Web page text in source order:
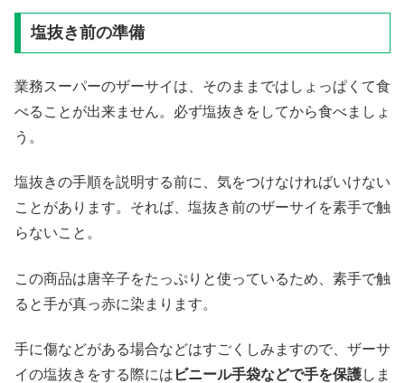
塩抜き前の準備
業務スーパーのザーサイは、そのままではしょっぱくて食
べることが出来ません。必ず塩抜きをしてから食べましょ
う。
塩抜きの手順を説明する前に、気をつけなければいけない
ことがあります。それば、塩抜き前のザーサイを素手で触
らないこと。
この商品は唐辛子をたっぷりと使っているため、素手で触
ると手が真っ赤に染まります。
手に傷などがある場合などはすごくしみますので、ザーサ
イの塩抜きをする際には ビニール手袋などで手を保護しま